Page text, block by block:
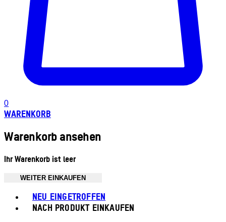
0
WARENKORB
Warenkorb ansehen
Ihr Warenkorb ist leer
WEITER EINKAUFEN
NEU EINGETROFFEN
NACH PRODUKT EINKAUFEN